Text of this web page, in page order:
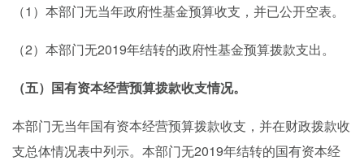
（1）本部门无当年政府性基金预算收支，并已公开空表。
（2）本部门无2019年结转的政府性基金预算拨款支出。
（五）国有资本经营预算拨款收支情况。
本部门无当年国有资本经营预算拨款收支，并在财政拨款收
支总体情况表中列示。本部门无2019年结转的国有资本经